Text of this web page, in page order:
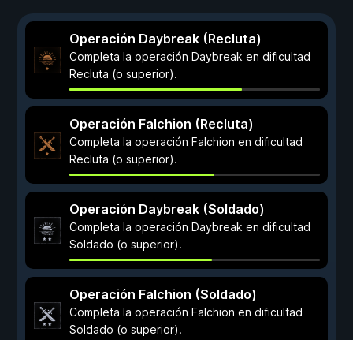
Operación Daybreak (Recluta)
Completa la operación Daybreak en dificultad
Recluta (o superior).
Operación Falchion (Recluta)
Completa la operación Falchion en dificultad
Recluta (o superior).
Operación Daybreak (Soldado)
Completa la operación Daybreak en dificultad
Soldado (o superior).
Operación Falchion (Soldado)
Completa la operación Falchion en dificultad
Soldado (o superior).